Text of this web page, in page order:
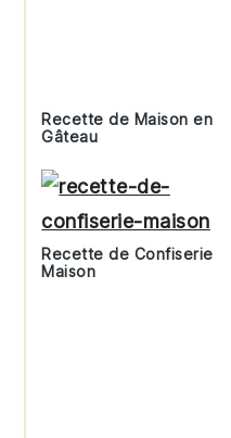
Recette de Maison en
Gâteau
Recette de Confiserie
Maison